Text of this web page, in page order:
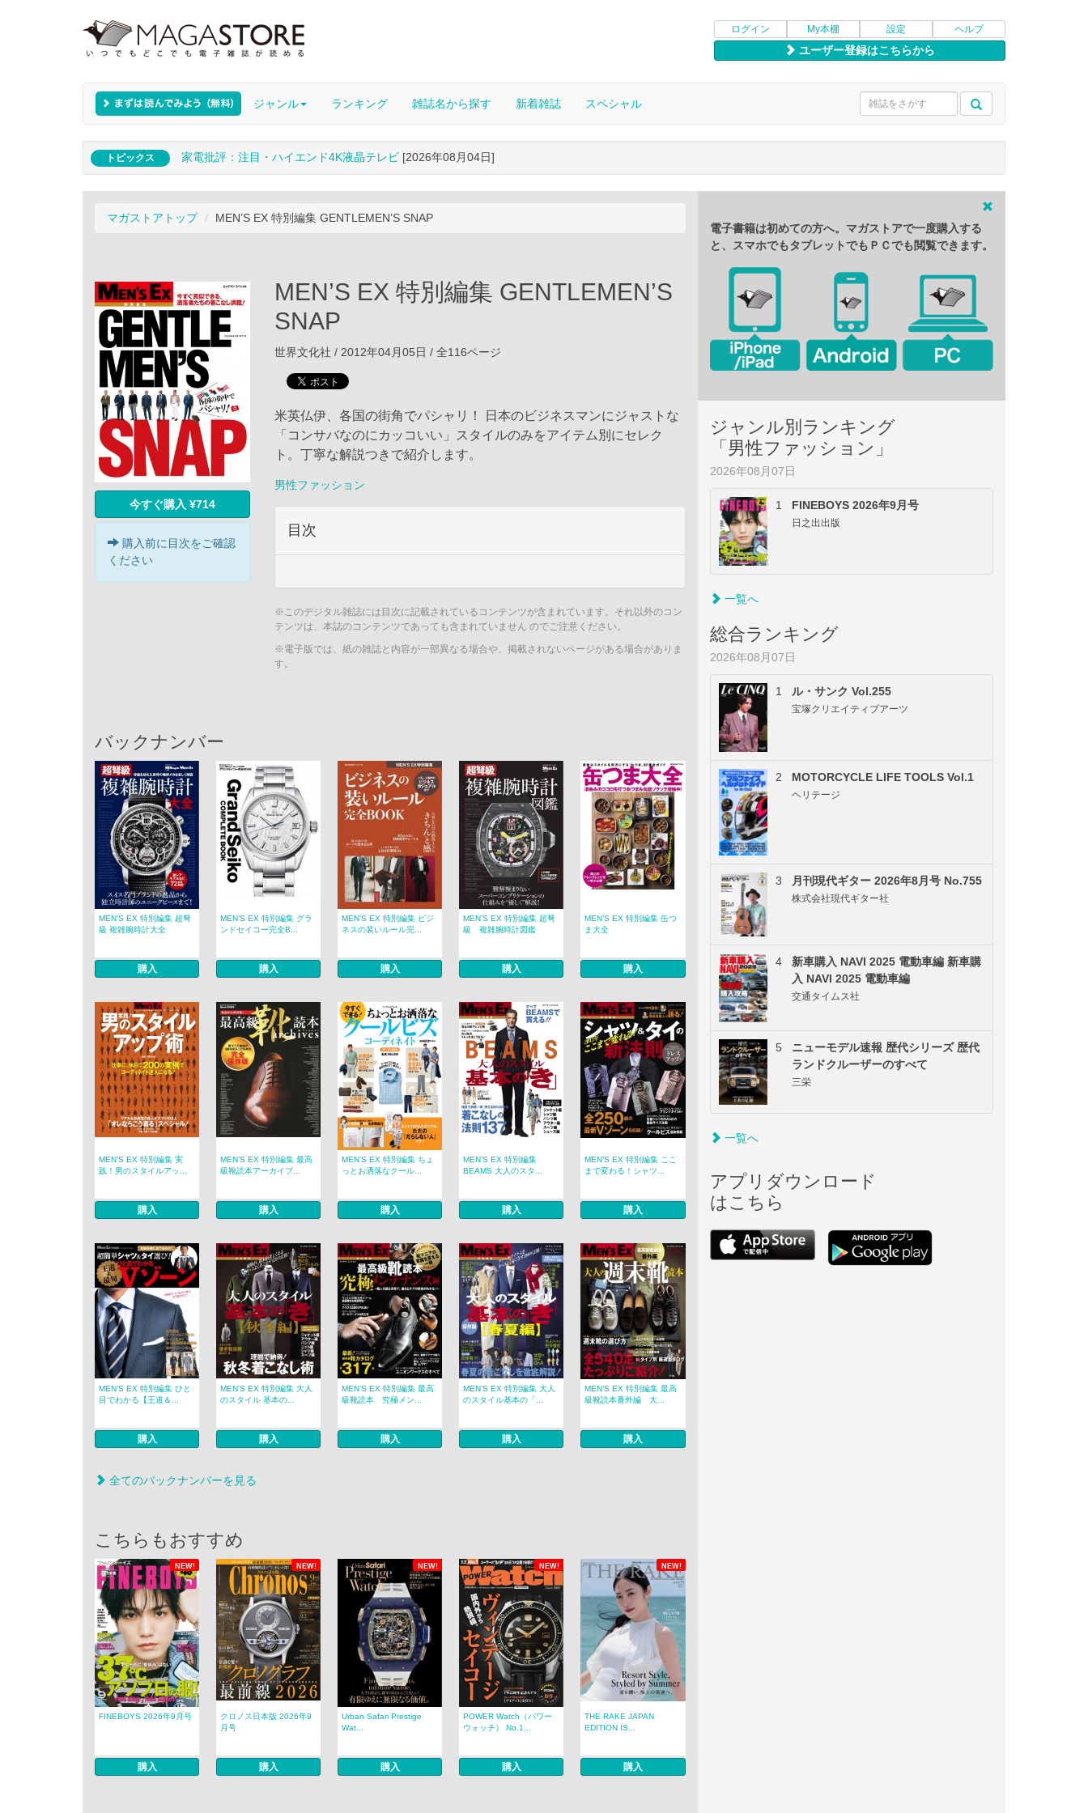
ログイン My本棚 設定 ヘルプ
ユーザー登録はこちらから
ジャンル ランキング 雑誌名から探す 新着雑誌 スペシャル
トピックス 家電批評：注目・ハイエンド4K液晶テレビ [2026年08月04日]
マガストアトップ MEN’S EX 特別編集 GENTLEMEN’S SNAP
今すぐ購入 ¥714
購入前に目次をご確認
ください
MEN’S EX 特別編集 GENTLEMEN’S
SNAP
世界文化社 / 2012年04月05日 / 全116ページ
米英仏伊、各国の街角でパシャリ！ 日本のビジネスマンにジャストな
「コンサバなのにカッコいい」スタイルのみをアイテム別にセレク
ト。丁寧な解説つきで紹介します。
男性ファッション
目次
※このデジタル雑誌には目次に記載されているコンテンツが含まれています。それ以外のコン
テンツは、本誌のコンテンツであっても含まれていません のでご注意ください。
※電子版では、紙の雑誌と内容が一部異なる場合や、掲載されないページがある場合がありま
す。
バックナンバー
MEN’S EX 特別編集 超弩
級 複雑腕時計大全
購入
MEN’S EX 特別編集 グラ
ンドセイコー完全B...
購入
MEN’S EX 特別編集 ビジ
ネスの装いルール完...
購入
MEN’S EX 特別編集 超弩
級 複雑腕時計図鑑
購入
MEN’S EX 特別編集 缶つ
ま大全
購入
MEN’S EX 特別編集 実
践！男のスタイルアッ...
購入
MEN’S EX 特別編集 最高
級靴読本アーカイブ...
購入
MEN’S EX 特別編集 ちょ
っとお洒落なクール...
購入
MEN’S EX 特別編集
BEAMS 大人のスタ...
購入
MEN’S EX 特別編集 ここ
まで変わる！シャツ...
購入
MEN’S EX 特別編集 ひと
目でわかる【王道＆...
購入
MEN’S EX 特別編集 大人
のスタイル 基本の...
購入
MEN’S EX 特別編集 最高
級靴読本 究極メン...
購入
MEN’S EX 特別編集 大人
のスタイル基本の「...
購入
MEN’S EX 特別編集 最高
級靴読本番外編 大...
購入
全てのバックナンバーを見る
こちらもおすすめ
NEW! NEW! NEW! NEW! NEW!
FINEBOYS 2026年9月号
購入
クロノス日本版 2026年9
月号
購入
Urban Safari Prestige
Wat...
購入
POWER Watch（パワー
ウォッチ） No.1...
購入
THE RAKE JAPAN
EDITION IS...
購入
電子書籍は初めての方へ。マガストアで一度購入する
と、スマホでもタブレットでもＰＣでも閲覧できます。
ジャンル別ランキング
「男性ファッション」
2026年08月07日
1 FINEBOYS 2026年9月号
日之出出版
一覧へ
総合ランキング
2026年08月07日
1 ル・サンク Vol.255
宝塚クリエイティブアーツ
2 MOTORCYCLE LIFE TOOLS Vol.1
ヘリテージ
3 月刊現代ギター 2026年8月号 No.755
株式会社現代ギター社
4
新車購入 NAVI 2025 電動車編 新車購
入 NAVI 2025 電動車編
交通タイムス社
5
ニューモデル速報 歴代シリーズ 歴代
ランドクルーザーのすべて
三栄
一覧へ
アプリダウンロード
はこちら